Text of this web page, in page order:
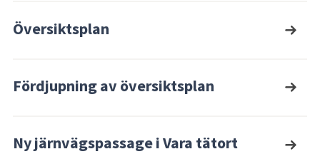
Översiktsplan
Fördjupning av översiktsplan
Ny järnvägspassage i Vara tätort